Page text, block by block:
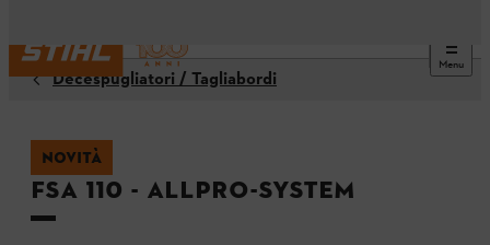
Menu
Decespugliatori / Tagliabordi
NOVITÀ
FSA 110 - ALLPRO-System